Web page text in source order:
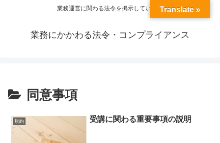
業務運営に関わる法令を掲示しています
業務にかかわる法令・コンプライアンス
同意事項
規約 受講に関わる重要事項の説明
Translate »